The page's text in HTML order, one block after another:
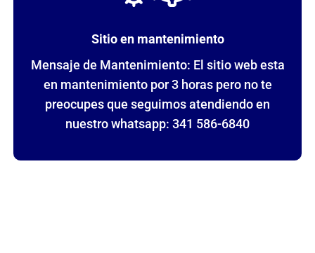
Sitio en mantenimiento
Mensaje de Mantenimiento: El sitio web esta
en mantenimiento por 3 horas pero no te
preocupes que seguimos atendiendo en
nuestro whatsapp: 341 586-6840